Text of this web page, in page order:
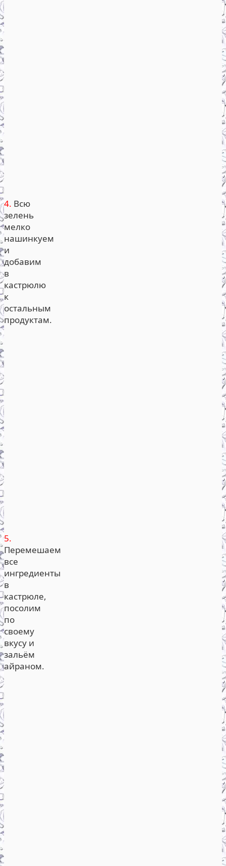
4. Всю
зелень
мелко
нашинкуем
и
добавим
в
кастрюлю
к
остальным
продуктам.
5.
Перемешаем
все
ингредиенты
в
кастрюле,
посолим
по
своему
вкусу и
зальём
айраном.